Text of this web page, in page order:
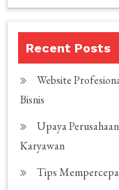
Recent Posts
Website
Bisnis
Upaya
Karyawan
Tips